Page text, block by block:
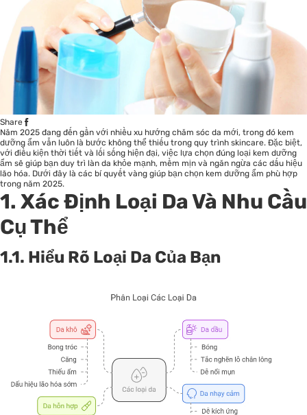
Share
Năm 2025 đang đến gần với nhiều xu hướng chăm sóc da mới, trong đó kem
dưỡng ẩm vẫn luôn là bước không thể thiếu trong quy trình skincare. Đặc biệt,
với điều kiện thời tiết và lối sống hiện đại, việc lựa chọn đúng loại kem dưỡng
ẩm sẽ giúp bạn duy trì làn da khỏe mạnh, mềm mịn và ngăn ngừa các dấu hiệu
lão hóa. Dưới đây là các bí quyết vàng giúp bạn chọn kem dưỡng ẩm phù hợp
trong năm 2025.
1. Xác Định Loại Da Và Nhu Cầu
Cụ Thể
1.1. Hiểu Rõ Loại Da Của Bạn